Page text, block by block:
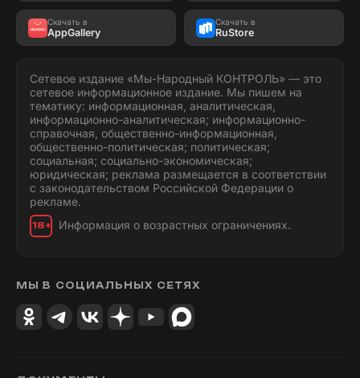
Скачать в
AppGallery
Скачать в
RuStore
Сетевое издание «Мы-Народный КОНТРОЛЬ» — это
сетевое информационное издание. Мы пишем на
тематику: информационная, аналитическая,
информационно-аналитическая; информационно-
справочная, общественно-информационная,
общественно-политическая; политическая;
социальная; социально-экономическая;
юридическая; реклама размещается в соответствии
с законодательством Российской Федерации о
рекламе.
18+ Информация о возрастных ограничениях.
МЫ В СОЦИАЛЬНЫХ СЕТЯХ